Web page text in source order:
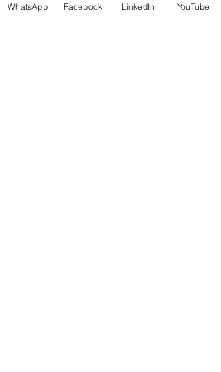
WhatsApp Facebook LinkedIn YouTube